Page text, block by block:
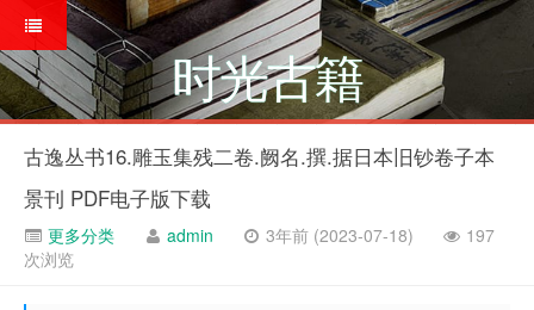
时光古籍
古逸丛书16.雕玉集残二卷.阙名.撰.据日本旧钞卷子本
景刊 PDF电子版下载
更多分类 admin 3年前 (2023-07-18)
197
次浏览